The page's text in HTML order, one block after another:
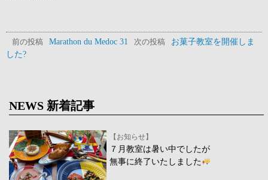
前の投稿 Marathon du Medoc 31 次の投稿
お菓子教室を開催しま
した?
NEWS 新着記事
【お知らせ】
７月教室は暑い中でしたが
無事に終了いたしました